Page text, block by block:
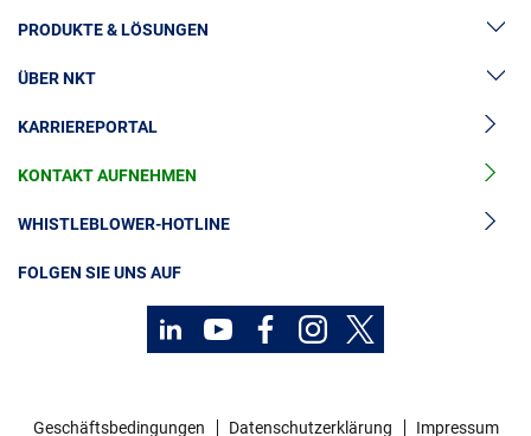
PRODUKTE & LÖSUNGEN
Hochspannung
Kabelgarnituren
Mittelspannungskabel
Niederspannungskabel
ÜBER NKT
News & Presse
Unsere Geschichte
Investoren
Nachhaltigkeit
KARRIEREPORTAL
KONTAKT AUFNEHMEN
WHISTLEBLOWER-HOTLINE
FOLGEN SIE UNS AUF
Geschäftsbedingungen Datenschutzerklärung Impressum